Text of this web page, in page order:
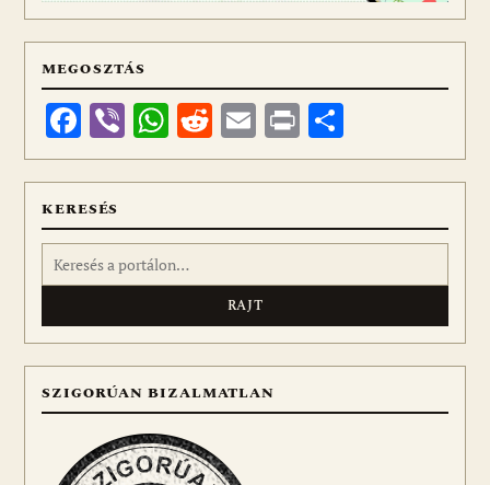
MEGOSZTÁS
Facebook
ViberWhatsApp
Reddit
Email
Print
meg
KERESÉS
Keresés:
SZIGORÚAN BIZALMATLAN